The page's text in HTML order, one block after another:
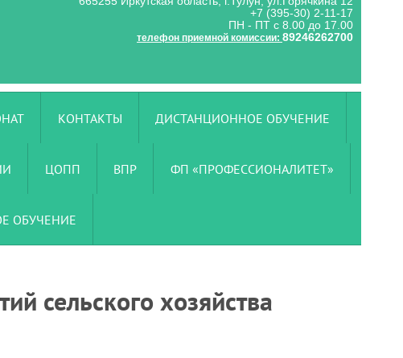
+7 (395-30) 2-11-17
ПН - ПТ с 8.00 до 17.00
телефон приемной комиссии: 89246262700
КОНТАКТЫ ДИСТАНЦИОННОЕ ОБУЧЕНИЕ
ЦОПП ВПР ФП «ПРОФЕССИОНАЛИТЕТ»
ОБУЧЕНИЕ
сельского хозяйства